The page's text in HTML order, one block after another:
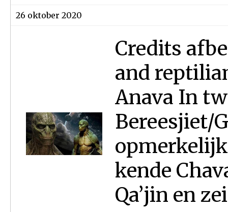
26 oktober 2020
Credits
and
Anava In
Bereesjiet/
kende
Qa’jin en